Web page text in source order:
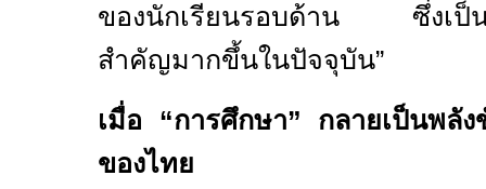
ของนักเรียนรอบด้าน ซึ่งเป็น
สำคัญมากขึ้นในปัจจุบัน”
เมื่อ “การศึกษา” กลายเป็นพลั
ของไทย